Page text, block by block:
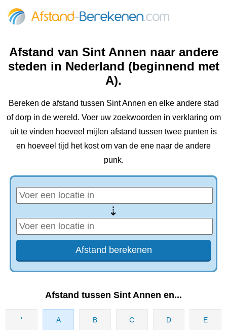
Afstand van Sint Annen naar andere
steden in Nederland (beginnend met
A).
Bereken de afstand tussen Sint Annen en elke andere stad
of dorp in de wereld. Voer uw zoekwoorden in verklaring om
uit te vinden hoeveel mijlen afstand tussen twee punten is
en hoeveel tijd het kost om van de ene naar de andere
punk.
⇢
Afstand tussen Sint Annen en...
' A B C D E